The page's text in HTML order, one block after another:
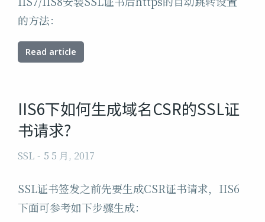
的方法：
Read article
IIS6下如何生成域名CSR的SSL证
书请求?
SSL 5 5 月, 2017
SSL证书签发之前先要生成CSR证书请求，IIS6
下面可参考如下步骤生成：